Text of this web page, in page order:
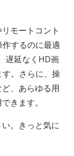
モートコント
するのに最適
遅延なくHD画
。さらに、操
、あらゆる用
きます。
。きっと気に